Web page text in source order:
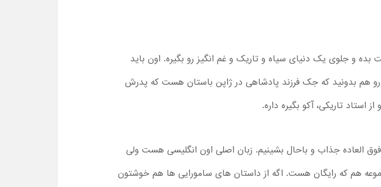
و جلوی یک دنیای سیاه و تاریک و غم انگیز رو بگیره. اون باید
هم بدونید که جک فرزند پادشاهی در ژاپن باستان هست که پدرش
تاریکی، آکو بگیره داره.
العاده جذاب و باحال بشینیم. زبان اصلی اون انگلیسی هست ولی
هم که رایگان هست. اگه از داستان های سامورایی ها هم خوشتون